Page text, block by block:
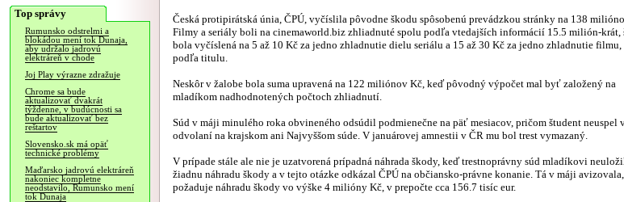
Top správy
Rumunsko odstrelmi a
blokádou mení tok Dunaja,
aby udržalo jadrovú
elektráreň v chode
Joj Play výrazne zdražuje
Chrome sa bude
aktualizovať dvakrát
týždenne, v budúcnosti sa
bude aktualizovať bez
reštartov
Slovensko.sk má opäť
technické problémy
Maďarsko jadrovú elektráreň
nakoniec kompletne
neodstavilo, Rumunsko mení
tok Dunaja
Česká protipirátská únia, ČPÚ, vyčíslila pôvodne škodu spôsobenú prevádzkou stránky na 138
Filmy a seriály boli na cinemaworld.biz zhliadnuté spolu podľa vtedajších informácií 15.5 milión-krát,
bola vyčíslená na 5 až 10 Kč za jedno zhladnutie dielu seriálu a 15 až 30 Kč za jedno zhladnutie filmu,
podľa titulu.
Neskôr v žalobe bola suma upravená na 122 miliónov Kč, keď pôvodný výpočet mal byť založený na
mladíkom nadhodnotených počtoch zhliadnutí.
Súd v máji minulého roka obvineného odsúdil podmienečne na päť mesiacov, pričom študent neuspel
odvolaní na krajskom ani Najvyššom súde. V januárovej amnestii v ČR mu bol trest vymazaný.
V prípade stále ale nie je uzatvorená prípadná náhrada škody, keď trestnoprávny súd mladíkovi
žiadnu náhradu škody a v tejto otázke odkázal ČPÚ na občiansko-právne konanie. Tá v máji
požaduje náhradu škody vo výške 4 milióny Kč, v prepočte cca 156.7 tisíc eur.